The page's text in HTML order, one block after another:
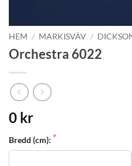
HEM / MARKISVÄV /
Orchestra 6022
0 kr
Bredd (cm):